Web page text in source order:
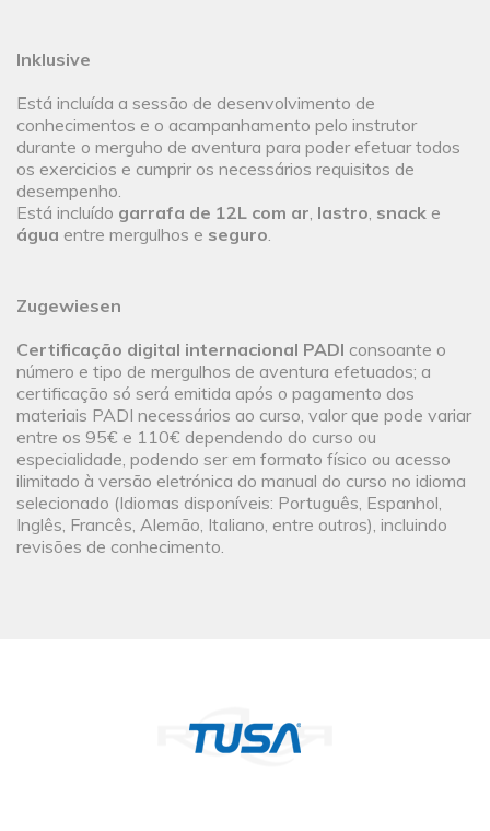
Inklusive
Está incluída a sessão de desenvolvimento de
conhecimentos e o acampanhamento pelo instrutor
durante o merguho de aventura para poder efetuar todos
os exercicios e cumprir os necessários requisitos de
desempenho.
Está incluído garrafa de 12L com ar, lastro, snack e
água entre mergulhos e seguro.
Zugewiesen
Certificação digital internacional PADI consoante o
número e tipo de mergulhos de aventura efetuados; a
certificação só será emitida após o pagamento dos
materiais PADI necessários ao curso, valor que pode variar
entre os 95€ e 110€ dependendo do curso ou
especialidade, podendo ser em formato físico ou acesso
ilimitado à versão eletrónica do manual do curso no idioma
selecionado (Idiomas disponíveis: Português, Espanhol,
Inglês, Francês, Alemão, Italiano, entre outros), incluindo
revisões de conhecimento.